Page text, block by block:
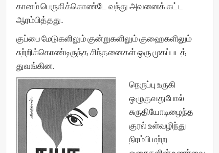
கானம் பெருகிக்கொண்டே வந்து அவனைக் கட்ட
ஆரம்பித்தது.
குப்பை மேடுகளிலும் குன்றுகளிலும் குஹைகளிலும்
சுற்றிக்கொண்டிருந்த சிந்தனைகள் ஒரு முகப்படத்
துவங்கின.
நெருப்பு உருகி
ஒழுகுவதுபோல்
சுருதியோடிழைந்த
குரல் உள்வழிந்து
நிரம்பி மற்ற